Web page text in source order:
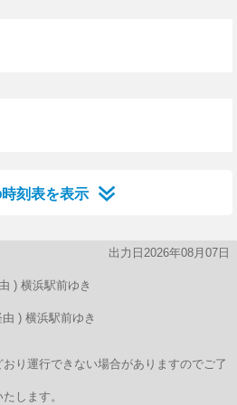
刻表を表示
出力日2026年08月07日
) 横浜駅前ゆき
) 横浜駅前ゆき
り運行できない場合がありますのでご了
します。